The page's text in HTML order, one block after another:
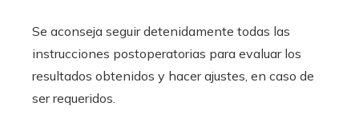
Se aconseja seguir detenidamente todas las
instrucciones postoperatorias para evaluar los
resultados obtenidos y hacer ajustes, en caso de
ser requeridos.